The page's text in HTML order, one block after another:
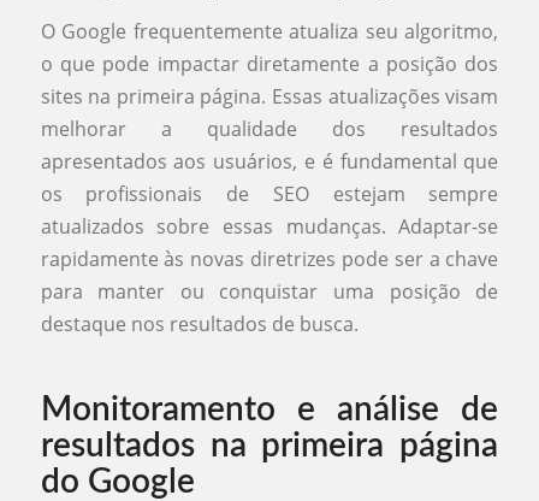
O Google frequentemente atualiza seu algoritmo,
o que pode impactar diretamente a posição dos
sites na primeira página. Essas atualizações visam
melhorar a qualidade dos resultados
apresentados aos usuários, e é fundamental que
os profissionais de SEO estejam sempre
atualizados sobre essas mudanças. Adaptar-se
rapidamente às novas diretrizes pode ser a chave
para manter ou conquistar uma posição de
destaque nos resultados de busca.
Monitoramento e análise de
resultados na primeira página
do Google